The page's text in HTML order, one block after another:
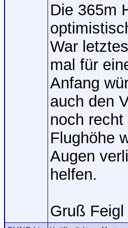
Die 365m
War
mal für
Anfang
auch den
noch
Flughöhe
Augen
helfen.
Gruß Feigl